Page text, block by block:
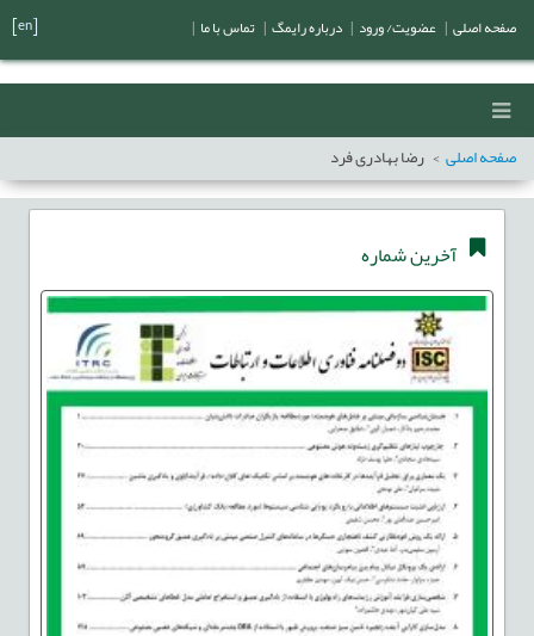
صفحه اصلی رضا بهادری فرد
آخرین شماره
صفحه اصلی عضویت/ ورود درباره رایمگ تماس با ما